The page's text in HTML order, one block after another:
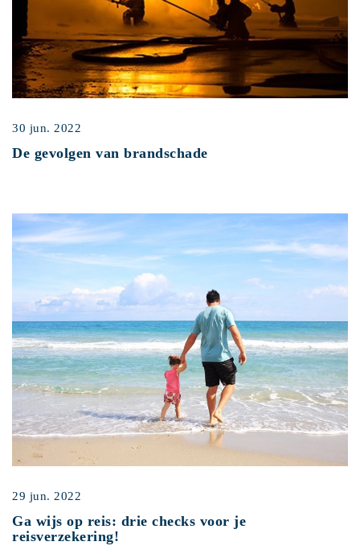
30 jun. 2022
De gevolgen van brandschade
29 jun. 2022
Ga wijs op reis: drie checks voor je
reisverzekering!